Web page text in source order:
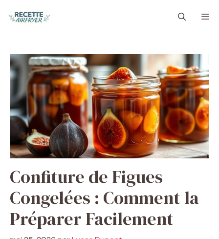
Confiture de Figues
Congelées : Comment la
Préparer Facilement